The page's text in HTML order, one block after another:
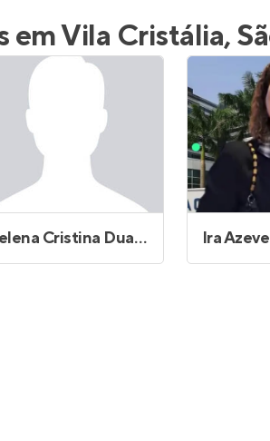
no Apto
Vila Cristália,
Helena Cristina Duarte Simoes Franco